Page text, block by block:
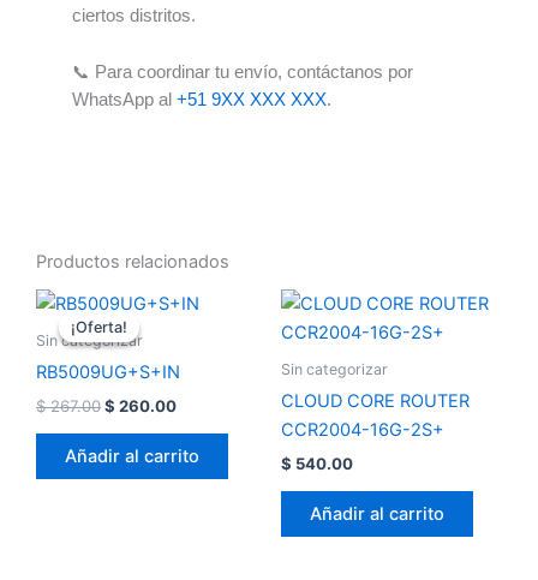
ciertos distritos.
📞 Para coordinar tu envío, contáctanos por
WhatsApp al +51 9XX XXX XXX.
Productos relacionados
¡Oferta!
¡Oferta!
Sin categorizar
RB5009UG+S+IN
$267.00
El
precio
original
$ 267.00.
$ 260.00
El
$ 260.00.
Añadir al carrito
Sin categorizar
CLOUD CORE ROUTER
CCR2004-16G-2S+
$ 540.00
Añadir al carrito